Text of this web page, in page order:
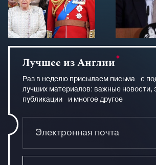
Лучшее из Англии
Раз в неделю присылаем письма с
лучших материалов: важные новости,
публикации и многое другое